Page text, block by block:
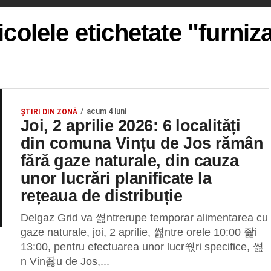
etichetate
ȘTIRI DIN ZONĂ acum 4 luni
Joi, 2 aprilie 2026: 6 localități
din comuna Vințu de Jos rămân
fără gaze naturale, din cauza
unor lucrări planificate la
rețeaua de distribuție
Delgaz Grid va 쎮ntrerupe temporar alimentarea cu
gaze naturale, joi, 2 aprilie, 쎮ntre orele 10:00 좙i
13:00, pentru efectuarea unor lucr쒃ri specifice, 쎮
n Vin좛u de Jos,...